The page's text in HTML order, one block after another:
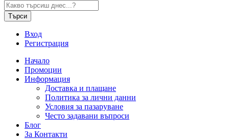
Търси
Вход
Регистрация
Начало
Промоции
Информация
Доставка и плащане
Политика за лични данни
Условия за пазаруване
Често задавани въпроси
Блог
За Контакти